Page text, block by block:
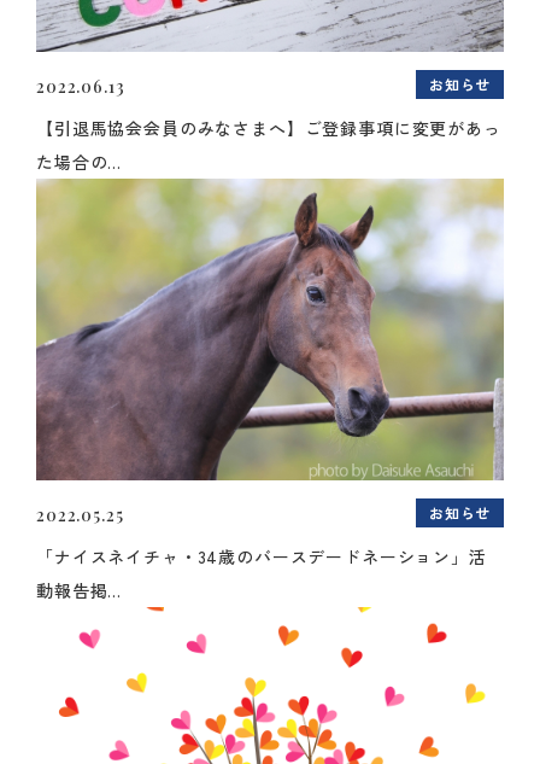
2022.06.13 お知らせ
【引退馬協会会員のみなさまへ】ご登録事項に変更があっ
た場合の...
2022.05.25 お知らせ
「ナイスネイチャ・34歳のバースデードネーション」活
動報告掲...